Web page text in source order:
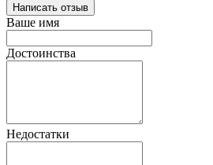
Написать отзыв
Ваше имя
Достоинства
Недостатки